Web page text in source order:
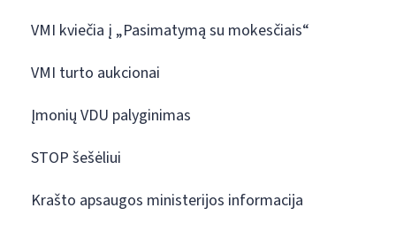
VMI kviečia į „Pasimatymą su mokesčiais“
VMI turto aukcionai
Įmonių VDU palyginimas
STOP šešėliui
Krašto apsaugos ministerijos informacija